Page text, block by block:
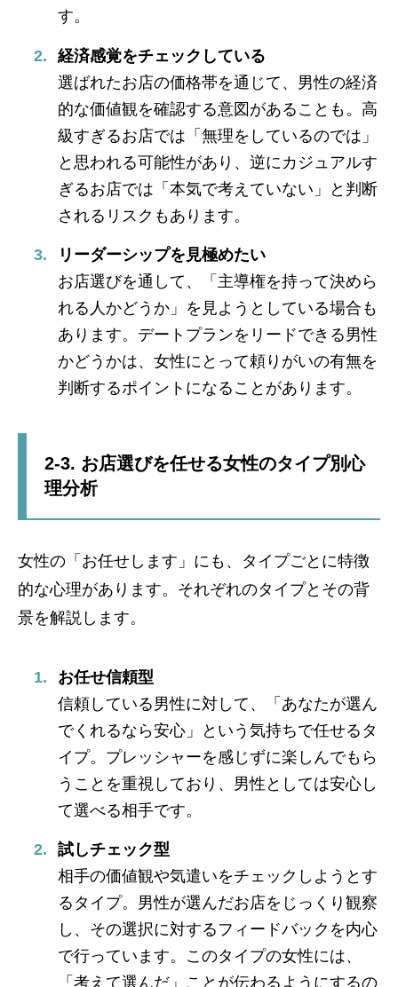
す。
経済感覚をチェックしている
選ばれたお店の価格帯を通じて、男性の経済
的な価値観を確認する意図があることも。高
級すぎるお店では「無理をしているのでは」
と思われる可能性があり、逆にカジュアルす
ぎるお店では「本気で考えていない」と判断
されるリスクもあります。
リーダーシップを見極めたい
お店選びを通して、「主導権を持って決めら
れる人かどうか」を見ようとしている場合も
あります。デートプランをリードできる男性
かどうかは、女性にとって頼りがいの有無を
判断するポイントになることがあります。
2-3. お店選びを任せる女性のタイプ別心
理分析
女性の「お任せします」にも、タイプごとに特徴
的な心理があります。それぞれのタイプとその背
景を解説します。
お任せ信頼型
信頼している男性に対して、「あなたが選ん
でくれるなら安心」という気持ちで任せるタ
イプ。プレッシャーを感じずに楽しんでもら
うことを重視しており、男性としては安心し
て選べる相手です。
試しチェック型
相手の価値観や気遣いをチェックしようとす
るタイプ。男性が選んだお店をじっくり観察
し、その選択に対するフィードバックを内心
で行っています。このタイプの女性には、
「考えて選んだ」ことが伝わるようにするの